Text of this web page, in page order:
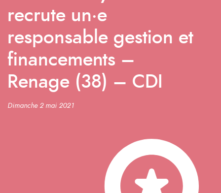
recrute un·e
responsable gestion et
financements –
Renage (38) – CDI
Dimanche 2 mai 2021